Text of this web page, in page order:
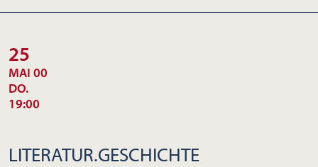
25
MAI 00
DO.
19:00
LITERATUR.GESCHICHTE